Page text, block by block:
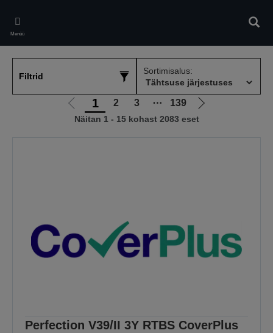
main
content
Menüü
Filtrid
Sortimisalus:
Liigu
eelmisele
1 2 3 ⋯ 139
Liigu
järgmisele
Näitan 1 - 15 kohast 2083 eset
Perfection V39/II 3Y RTBS CoverPlus